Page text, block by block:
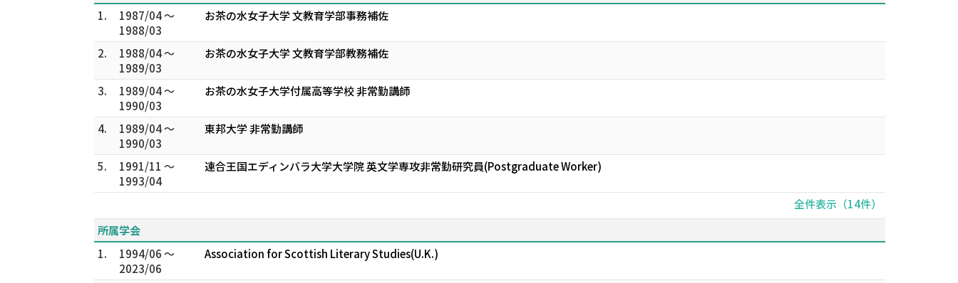
1.
1987/04 ～
1988/03
お茶の水女子大学 文教育学部事務補佐
2.
1988/04 ～
1989/03
お茶の水女子大学 文教育学部教務補佐
3.
1989/04 ～
1990/03
お茶の水女子大学付属高等学校 非常勤講師
4.
1989/04 ～
1990/03
東邦大学 非常勤講師
5.
1991/11 ～
1993/04
連合王国エディンバラ大学大学院 英文学専攻非常勤研究員(Postgraduate Worker)
全件表示（14件）
所属学会
1.
1994/06 ～
2023/06
Association for Scottish Literary Studies(U.K.)